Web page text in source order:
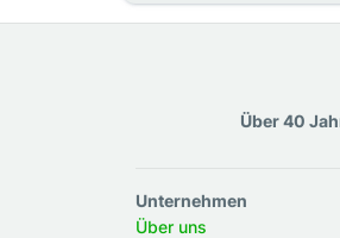
Über 40
Unternehmen
Über uns